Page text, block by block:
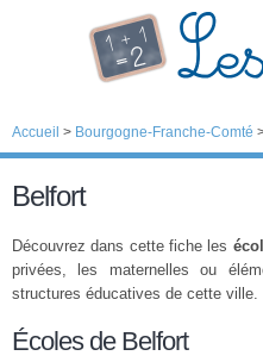
Accueil > Bourgogne-Franche-Comté
Belfort
Découvrez dans cette fiche les
privées, les maternelles ou
structures éducatives de cette ville.
Écoles de Belfort